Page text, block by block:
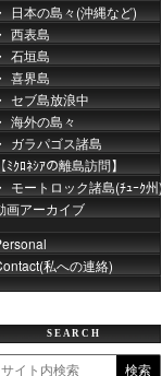
日本の島々(沖縄など)
西表島
石垣島
喜界島
セブ島放浪中
海外の島々
ガラパゴス諸島
【ﾐｸﾛﾈｼｱの離島訪問】
モートロック諸島(ﾁｭｰｸ州)
画アーカイブ
私への連絡)
SEARCH
検索